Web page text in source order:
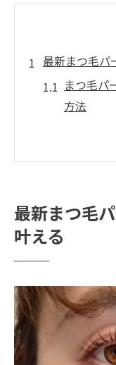
最新まつ毛パ
まつ毛パ
方法
透明感
忙しい
イント
ダメージレ
まつ毛
ダメー
最新まつ毛
叶える